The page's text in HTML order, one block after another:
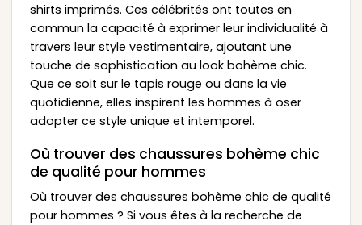
shirts imprimés. Ces célébrités ont toutes en
commun la capacité à exprimer leur individualité à
travers leur style vestimentaire, ajoutant une
touche de sophistication au look bohème chic.
Que ce soit sur le tapis rouge ou dans la vie
quotidienne, elles inspirent les hommes à oser
adopter ce style unique et intemporel.
Où trouver des chaussures bohème chic
de qualité pour hommes
Où trouver des chaussures bohème chic de qualité
pour hommes ? Si vous êtes à la recherche de